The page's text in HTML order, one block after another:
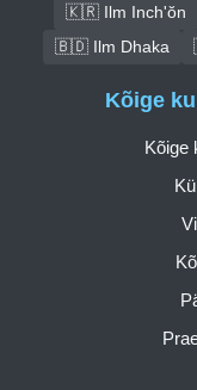
🇰🇷 Ilm Inch'ŏn
🇧🇩 Ilm Dhaka
Kõige
Kõige